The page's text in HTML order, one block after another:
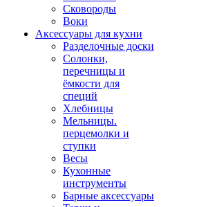
Сковороды
Воки
Аксессуары для кухни
Разделочные доски
Солонки,
перечницы и
ёмкости для
специй
Хлебницы
Мельницы.
перцемолки и
ступки
Весы
Кухонные
инструменты
Барные аксессуары